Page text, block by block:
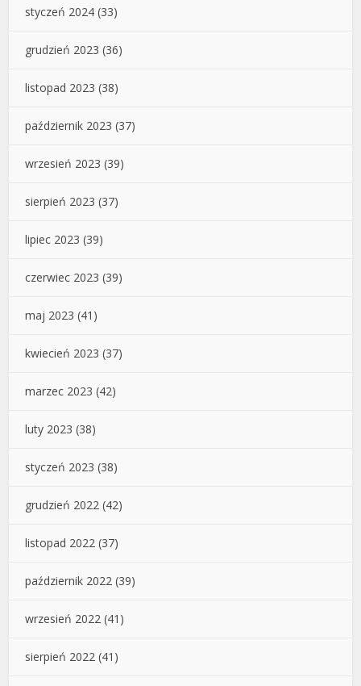
styczeń 2024 (33)
grudzień 2023 (36)
listopad 2023 (38)
październik 2023 (37)
wrzesień 2023 (39)
sierpień 2023 (37)
lipiec 2023 (39)
czerwiec 2023 (39)
maj 2023 (41)
kwiecień 2023 (37)
marzec 2023 (42)
luty 2023 (38)
styczeń 2023 (38)
grudzień 2022 (42)
listopad 2022 (37)
październik 2022 (39)
wrzesień 2022 (41)
sierpień 2022 (41)